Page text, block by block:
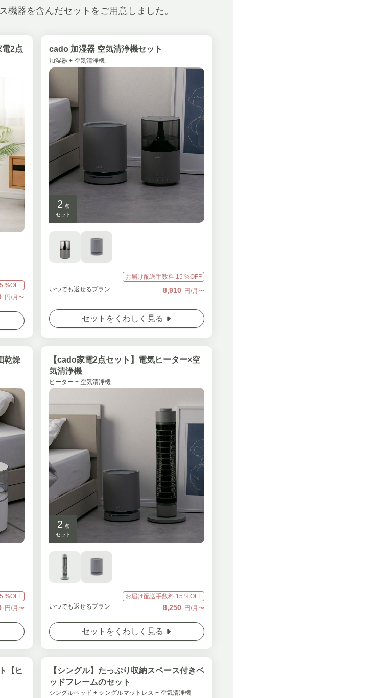
機器を含んだセットをご用意しました。
電2点
%OFF
円/月〜
cado 加湿器 空気清浄機セット
加湿器 + 空気清浄機
2 点
セット
お届け配送手数料 15 %OFF
いつでも返せるプラン
8,910 円/月〜
セットをくわしく見る
乾燥
%OFF
円/月〜
【cado家電2点セット】電気ヒーター×空
気清浄機
ヒーター + 空気清浄機
2 点
セット
お届け配送手数料 15 %OFF
いつでも返せるプラン
8,250 円/月〜
セットをくわしく見る
【ヒ
【シングル】たっぷり収納スペース付きベ
ッドフレームのセット
シングルベッド + シングルマットレス + 空気清浄機